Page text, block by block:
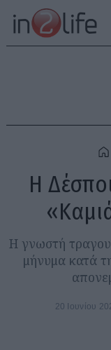
Η
Η γνωστή
μήνυμα κατά
20 Ιουνίου